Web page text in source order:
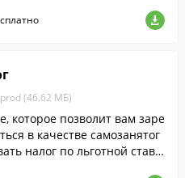
(46.62 МБ)
которое позволит вам заре
в качестве самозанятог
налог по льготной ставк